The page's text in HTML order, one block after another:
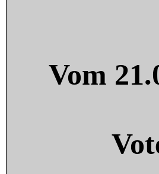
Vom